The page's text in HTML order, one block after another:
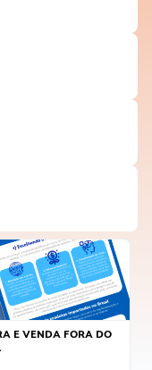
E VENDA FORA DO